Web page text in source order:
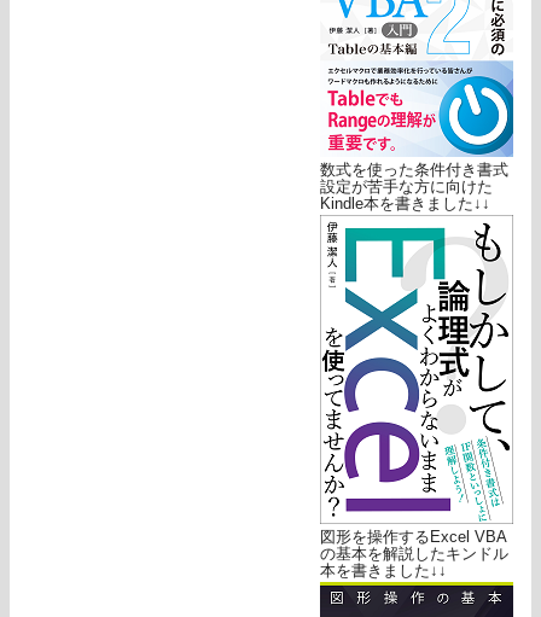
数式を使った条件付き書式
設定が苦手な方に向けた
Kindle本を書きました↓↓
図形を操作するExcel VBA
の基本を解説したキンドル
本を書きました↓↓